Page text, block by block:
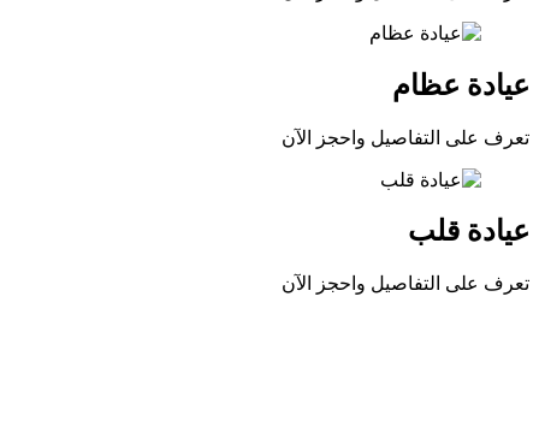
عيادة عظام
تعرف على التفاصيل واحجز الآن
عيادة قلب
تعرف على التفاصيل واحجز الآن